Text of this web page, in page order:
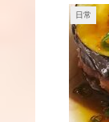
日常